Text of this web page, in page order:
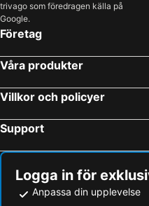
trivago som föredragen källa på
Google.
Företag
Våra produkter
Villkor och policyer
Support
Logga in för
Anpassa din upplevelse